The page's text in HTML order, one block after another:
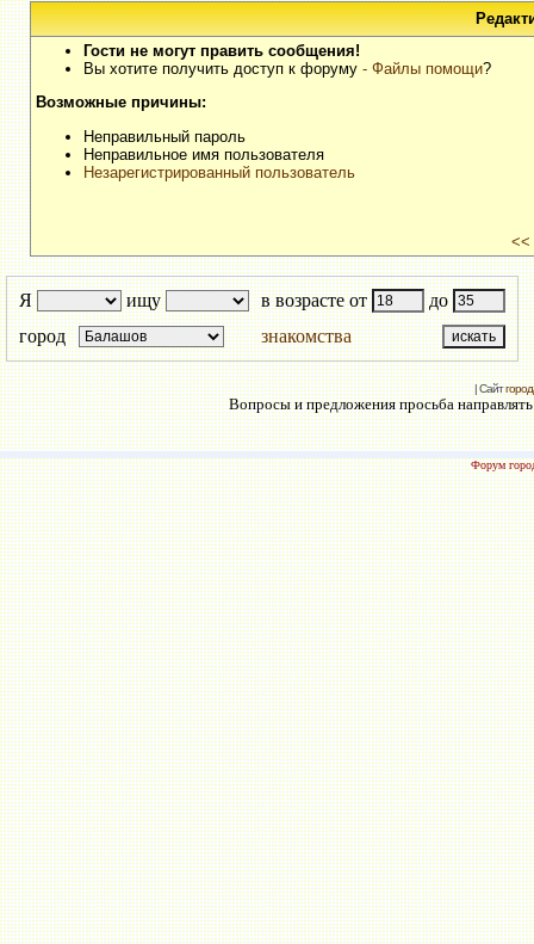
Гости не могут править сообщения!
Вы хотите получить доступ к форуму - Файлы помощи?
Возможные причины:
Неправильный пароль
Неправильное имя пользователя
Незарегистрированный пользователь
<<
Я ищу в возрасте от
до
город
знакомства
| Сайт
Вопросы и предложения просьба
Форум